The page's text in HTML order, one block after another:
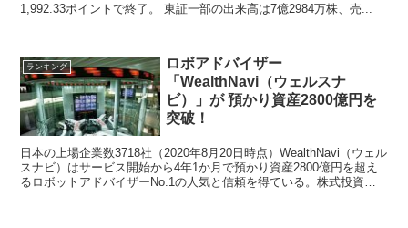
1,992.33ポイントで終了。 東証一部の出来高は7億2984万株、売...
ランキング
ロボアドバイザー
「WealthNavi（ウェルスナ
ビ）」が 預かり資産2800億円を
突破！
日本の上場企業数3718社（2020年8月20日時点）WealthNavi（ウェル
スナビ）はサービス開始から4年1か月で預かり資産2800億円を超え
るロボットアドバイザーNo.1の人気と信頼を得ている。株式投資初